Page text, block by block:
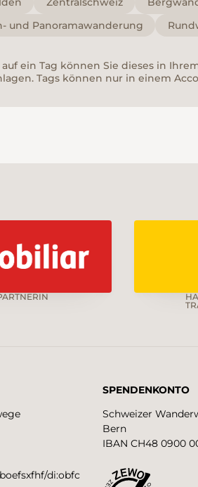
und Panoramawanderung
ein Tag können Sie dieses in
Tags können nur in einem
di:obfc
SPENDENKONTO
Schweizer
Bern
IBAN CH48 0900